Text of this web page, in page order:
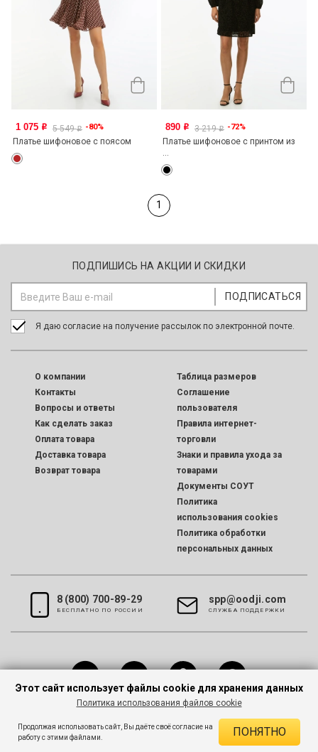
1 075 o 5 549o -80%
Платье шифоновое с поясом
890 o 3 219o -72%
Платье шифоновое с принтом из
1
ПОДПИШИСЬ НА АКЦИИ И СКИДКИ
Я даю согласие на получение рассылок по электронной почте.
O компании
Контакты
Вопросы и ответы
Как сделать заказ
Оплата товара
Доставка товара
Возврат товара
Таблица размеров
Соглашение
пользователя
Правила интернет-
торговли
Знаки и правила ухода за
товарами
Документы СОУТ
Политика
использования cookies
Политика обработки
персональных данных
8 (800) 700-89-29
БЕСПЛАТНО ПО РОССИИ
spp@oodji.com
CЛУЖБА ПОДДЕРЖКИ
Этот сайт использует файлы cookie для хранения данных
Политика использования файлов cookie
Продолжая использовать сайт, Вы даёте своё согласие на
работу с этими файлами.
ПОНЯТНО